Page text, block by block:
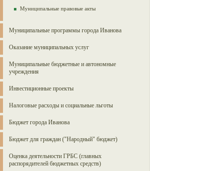
Муниципальные правовые акты
Муниципальные программы города Иванова
Оказание муниципальных услуг
Муниципальные бюджетные и автономные
учреждения
Инвестиционные проекты
Налоговые расходы и социальные льготы
Бюджет города Иванова
Бюджет для граждан ("Народный" бюджет)
Оценка деятельности ГРБС (главных
распорядителей бюджетных средств)